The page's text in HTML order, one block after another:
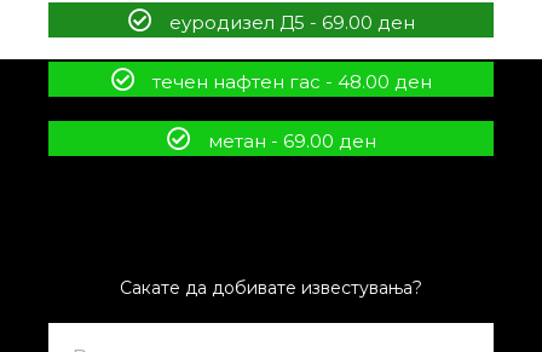
еуродизел Д5 - 69.00 ден
течен нафтен гас - 48.00 ден
метан - 69.00 ден
Сакате да добивате известувања?